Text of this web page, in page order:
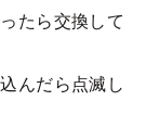
たら交換して
んだら点滅し